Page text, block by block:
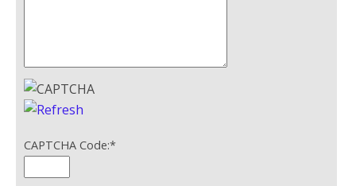
CAPTCHA Code:*